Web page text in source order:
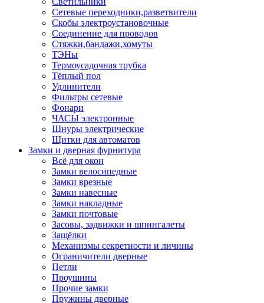
Сетевые переходники,разветвители
Скобы электроустановочные
Соединение для проводов
Стяжки,бандажи,хомуты
ТЭНы
Термоусадочная трубка
Тёплый пол
Удлинители
Фильтры сетевые
Фонари
ЧАСЫ электронные
Шнуры электрические
Щитки для автоматов
Замки и дверная фурнитура
Всё для окон
Замки велосипедные
Замки врезные
Замки навесные
Замки накладные
Замки почтовые
Засовы, задвижки и шпингалеты
Защёлки
Механизмы секретности и личины
Ограничители дверные
Петли
Проушины
Прочие замки
Пружины дверные